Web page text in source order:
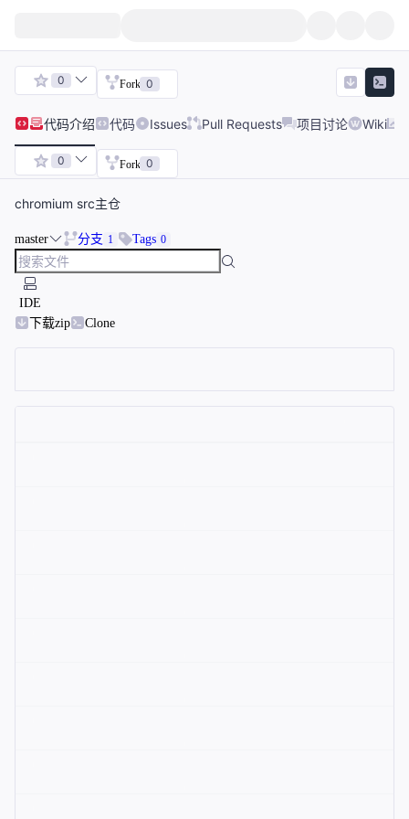
0 Fork 0
代码介绍 代码 Issues Pull Requests 项目讨论 Wiki
0 Fork 0
chromium src主仓
master 分支 1 Tags 0
IDE
下载zip
Clone